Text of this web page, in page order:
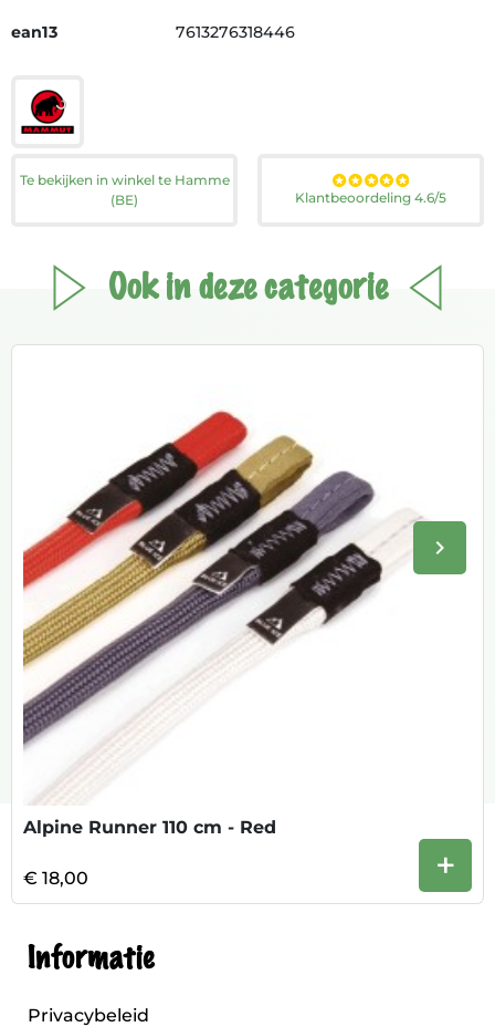
ean13 7613276318446
Te bekijken in winkel te Hamme
(BE)
Klantbeoordeling 4.6/5
Ook in deze categorie
keyboard_arrow_right
Alpine Runner 110 cm - Red
€ 18,00 +
Informatie
Privacybeleid